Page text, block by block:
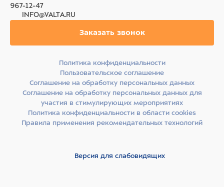
967-12-47
INFO@VALTA.RU
Заказать звонок
Политика конфиденциальности
Пользовательское соглашение
Соглашение на обработку персональных данных
Соглашение на обработку персональных данных для
участия в стимулирующих мероприятиях
Политика конфиденциальности в области cookies
Правила применения рекомендательных технологий
Версия для слабовидящих